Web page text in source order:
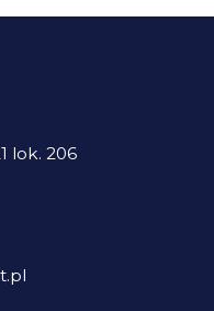
lok. 206